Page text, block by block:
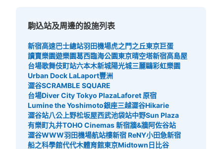
駒込站及周邊的設施列表
新宿高速巴士總站羽田機場虎之門之丘東京巨蛋
讀賣樂園遊樂園葛西臨海公園東京晴空塔新宿高島屋
台場歌舞伎町站六本木新城陽光城三麗鷗彩虹樂園
Urban Dock LaLaport豐洲
澀谷SCRAMBLE SQUARE
台場Diver City Tokyo PlazaLaforet 原宿
Lumine the Yoshimoto銀座三越澀谷Hikarie
澀谷站八公上野松坂屋西武池袋站中野Sun Plaza
有樂町丸井TOHO Cinemas 新宿牆&牆阿佐谷站
澀谷WWW羽田機場航站樓新宿 ReNY小田急新宿
船之科學館代代木體育館東京Midtown日比谷